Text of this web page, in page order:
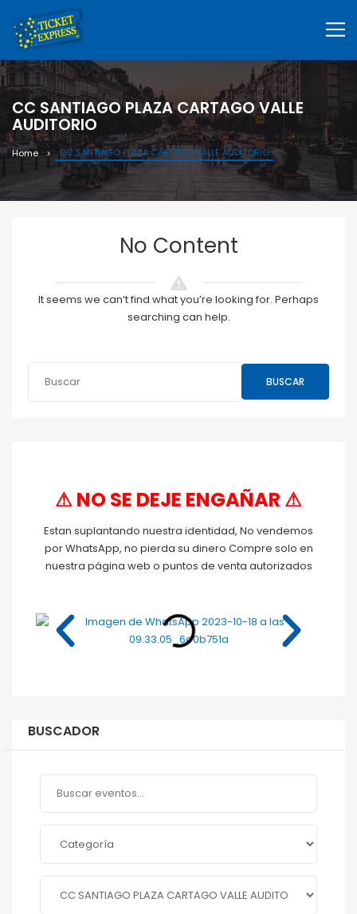
CC SANTIAGO PLAZA CARTAGO VALLE
AUDITORIO
Home CC SANTIAGO PLAZA CARTAGO VALLE AUDITORIO
No Content
It seems we can’t find what you’re looking for. Perhaps
searching can help.
BUSCAR
⚠ NO SE DEJE ENGAÑAR ⚠
Estan suplantando nuestra identidad, No vendemos
por WhatsApp, no pierda su dinero Compre solo en
nuestra página web o puntos de venta autorizados
BUSCADOR